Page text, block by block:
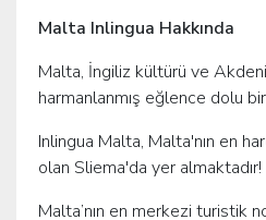
Malta Inlingua Hakkında
Malta, İngiliz kültürü ve
harmanlanmış eğlence dolu
Inlingua Malta, Malta'nın en
olan Sliema'da yer almaktadır!
Malta’nın en merkezi turistik